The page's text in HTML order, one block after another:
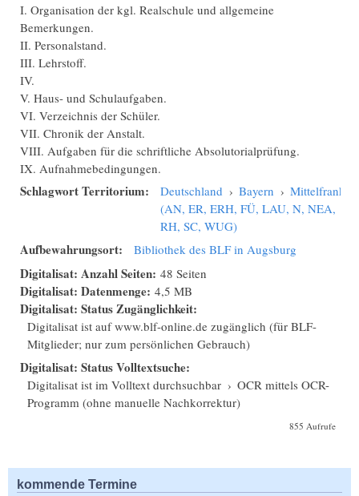
I. Organisation der kgl. Realschule und allgemeine
Bemerkungen.
II. Personalstand.
III. Lehrstoff.
IV.
V. Haus- und Schulaufgaben.
VI. Verzeichnis der Schüler.
VII. Chronik der Anstalt.
VIII. Aufgaben für die schriftliche Absolutorialprüfung.
IX. Aufnahmebedingungen.
Schlagwort Territorium: Deutschland › Bayern › Mittelfranken
(AN, ER, ERH, FÜ, LAU, N, NEA,
RH, SC, WUG)
Aufbewahrungsort: Bibliothek des BLF in Augsburg
Digitalisat: Anzahl Seiten: 48 Seiten
Digitalisat: Datenmenge: 4,5 MB
Digitalisat: Status Zugänglichkeit:
Digitalisat ist auf www.blf-online.de zugänglich (für BLF-
Mitglieder; nur zum persönlichen Gebrauch)
Digitalisat: Status Volltextsuche:
Digitalisat ist im Volltext durchsuchbar › OCR mittels OCR-
Programm (ohne manuelle Nachkorrektur)
855 Aufrufe
kommende Termine